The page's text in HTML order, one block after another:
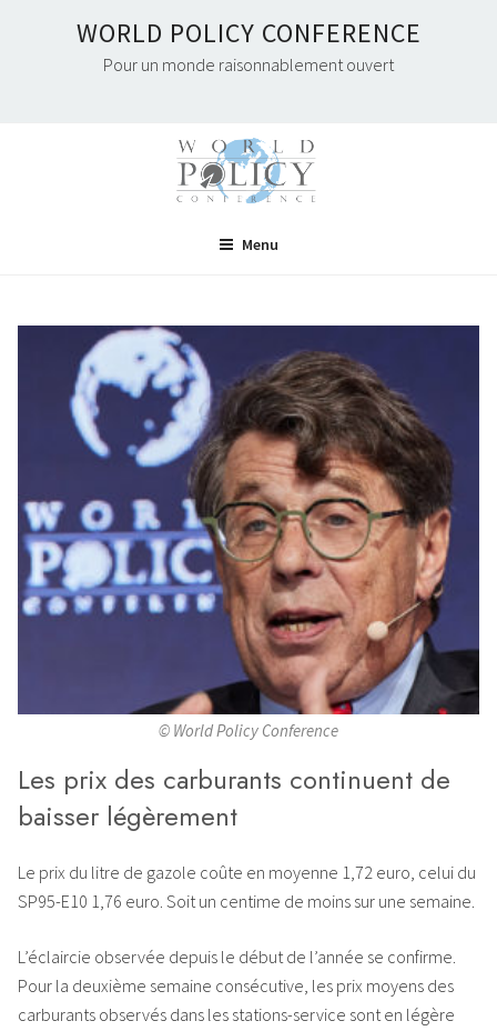
WORLD POLICY CONFERENCE
Pour un monde raisonnablement ouvert
Menu
© World Policy Conference
Les prix des carburants continuent de
baisser légèrement
Le prix du litre de gazole coûte en moyenne 1,72 euro, celui du
SP95-E10 1,76 euro. Soit un centime de moins sur une semaine.
L’éclaircie observée depuis le début de l’année se confirme.
Pour la deuxième semaine consécutive, les prix moyens des
carburants observés dans les stations-service sont en légère